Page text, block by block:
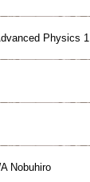
Physics 1
Nobuhiro